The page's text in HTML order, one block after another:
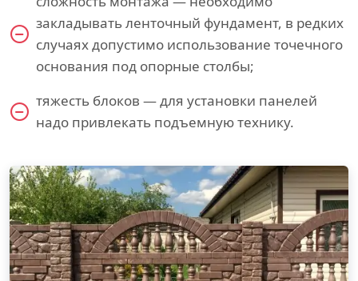
закладывать ленточный фундамент, в редких
случаях допустимо использование точечного
основания под опорные столбы;
тяжесть блоков — для установки панелей
надо привлекать подъемную технику.